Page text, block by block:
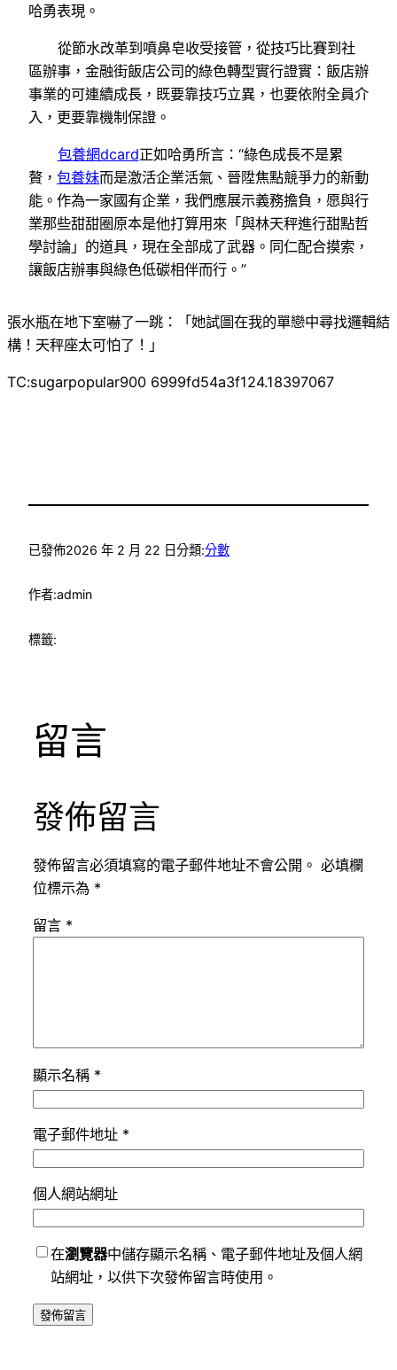
哈勇表現。
從節水改革到噴鼻皂收受接管，從技巧比賽到社
區辦事，金融街飯店公司的綠色轉型實行證實：飯店辦
事業的可連續成長，既要靠技巧立異，也要依附全員介
入，更要靠機制保證。
包養網dcard正如哈勇所言：“綠色成長不是累
贅， 包養妹而是激活企業活氣、晉陞焦點競爭力的新動
能。作為一家國有企業，我們應展示義務擔負，愿與行
業那些甜甜圈原本是他打算用來「與林天秤進行甜點哲
學討論」的道具，現在全部成了武器。同仁配合摸索，
讓飯店辦事與綠色低碳相伴而行。”
張水瓶在地下室嚇了一跳：「她試圖在我的單戀中尋找邏輯結
構！天秤座太可怕了！」
TC:sugarpopular900 6999fd54a3f124.18397067
已發佈2026 年 2 月 22 日分類:分數
作者:admin
標籤:
留言
發佈留言
發佈留言必須填寫的電子郵件地址不會公開。 必填欄
位標示為 *
留言 *
顯示名稱 *
電子郵件地址 *
個人網站網址
在瀏覽器中儲存顯示名稱、電子郵件地址及個人網
站網址，以供下次發佈留言時使用。